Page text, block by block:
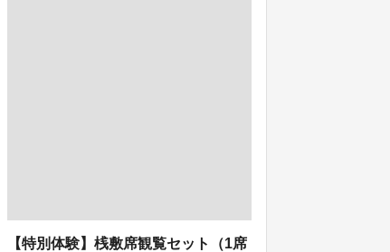
【特別体験】桟敷席観覧セット（1席